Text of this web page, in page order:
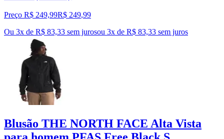
Preço R$ 249,99R$ 249,99
Ou 3x de R$ 83,33 sem jurosou 3x de R$ 83,33 sem juros
Blusão THE NORTH FACE Alta Vista